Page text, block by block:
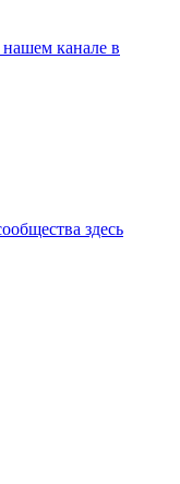
канале в
здесь